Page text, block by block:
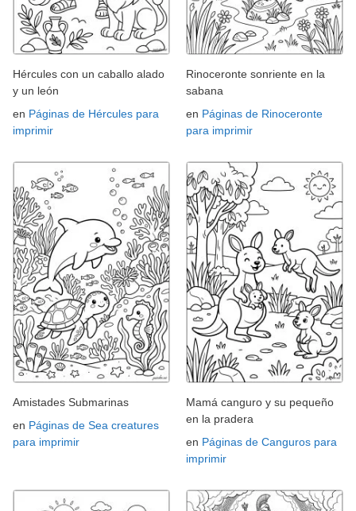
Hércules con un caballo alado
y un león
en Páginas de Hércules para
imprimir
Rinoceronte sonriente en la
sabana
en Páginas de Rinoceronte
para imprimir
Amistades Submarinas
en Páginas de Sea creatures
para imprimir
Mamá canguro y su pequeño
en la pradera
en Páginas de Canguros para
imprimir